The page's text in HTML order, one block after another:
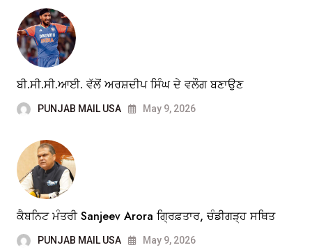
ਬੀ.ਸੀ.ਸੀ.ਆਈ. ਵੱਲੋਂ ਅਰਸ਼ਦੀਪ ਸਿੰਘ ਦੇ ਵਲੌਗ ਬਣਾਉਣ
PUNJAB MAIL USA May 9, 2026
ਕੈਬਨਿਟ ਮੰਤਰੀ Sanjeev Arora ਗ੍ਰਿਫ਼ਤਾਰ, ਚੰਡੀਗੜ੍ਹ ਸਥਿਤ
PUNJAB MAIL USA May 9, 2026